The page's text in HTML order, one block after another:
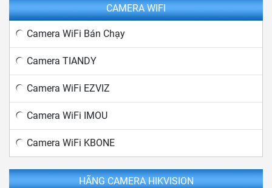
CAMERA WIFI
Camera WiFi Bán Chạy
Camera TIANDY
Camera WiFi EZVIZ
Camera WiFi IMOU
Camera WiFi KBONE
HÃNG CAMERA HIKVISION